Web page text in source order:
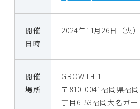
開催
日時
2024年11月26日（火
開催
場所
GROWTH 1
〒810-0041福岡県福
丁目6-53福岡大名ガー